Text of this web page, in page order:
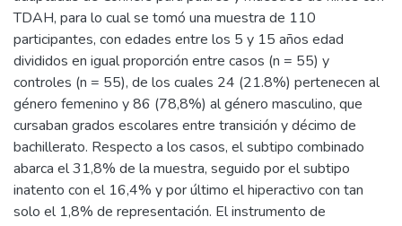
TDAH, para lo cual se tomó una muestra de 110
participantes, con edades entre los 5 y 15 años edad
divididos en igual proporción entre casos (n = 55) y
controles (n = 55), de los cuales 24 (21.8%) pertenecen al
género femenino y 86 (78,8%) al género masculino, que
cursaban grados escolares entre transición y décimo de
bachillerato. Respecto a los casos, el subtipo combinado
abarca el 31,8% de la muestra, seguido por el subtipo
inatento con el 16,4% y por último el hiperactivo con tan
solo el 1,8% de representación. El instrumento de